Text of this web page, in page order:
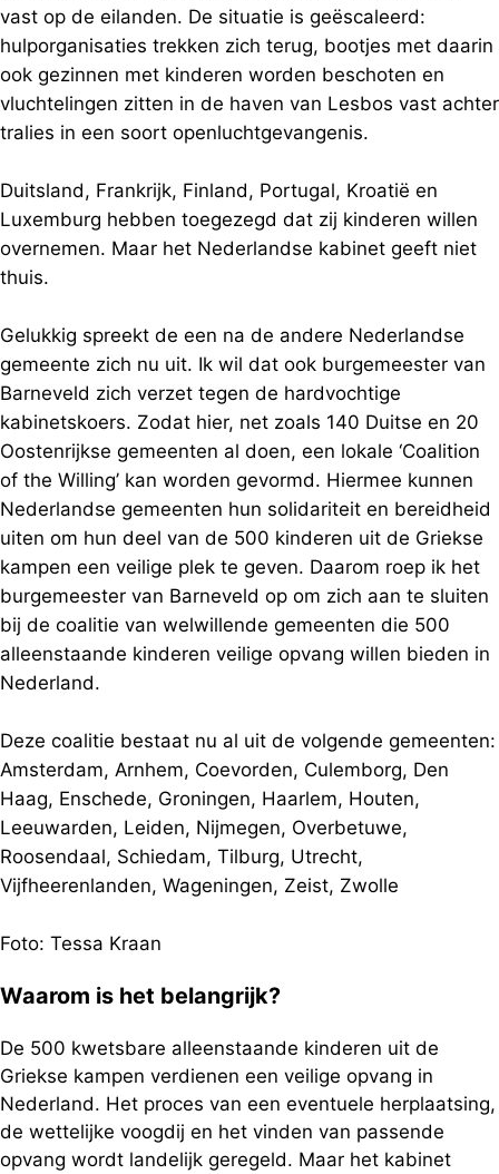
vast op de eilanden. De situatie is geëscaleerd:
hulporganisaties trekken zich terug, bootjes met daarin
ook gezinnen met kinderen worden beschoten en
vluchtelingen zitten in de haven van Lesbos vast achter
tralies in een soort openluchtgevangenis.
Duitsland, Frankrijk, Finland, Portugal, Kroatië en
Luxemburg hebben toegezegd dat zij kinderen willen
overnemen. Maar het Nederlandse kabinet geeft niet
thuis.
Gelukkig spreekt de een na de andere Nederlandse
gemeente zich nu uit. Ik wil dat ook burgemeester van
Barneveld zich verzet tegen de hardvochtige
kabinetskoers. Zodat hier, net zoals 140 Duitse en 20
Oostenrijkse gemeenten al doen, een lokale ‘Coalition
of the Willing’ kan worden gevormd. Hiermee kunnen
Nederlandse gemeenten hun solidariteit en bereidheid
uiten om hun deel van de 500 kinderen uit de Griekse
kampen een veilige plek te geven. Daarom roep ik het
burgemeester van Barneveld op om zich aan te sluiten
bij de coalitie van welwillende gemeenten die 500
alleenstaande kinderen veilige opvang willen bieden in
Nederland.
Deze coalitie bestaat nu al uit de volgende gemeenten:
Amsterdam, Arnhem, Coevorden, Culemborg, Den
Haag, Enschede, Groningen, Haarlem, Houten,
Leeuwarden, Leiden, Nijmegen, Overbetuwe,
Roosendaal, Schiedam, Tilburg, Utrecht,
Vijfheerenlanden, Wageningen, Zeist, Zwolle
Foto: Tessa Kraan
Waarom is het belangrijk?
De 500 kwetsbare alleenstaande kinderen uit de
Griekse kampen verdienen een veilige opvang in
Nederland. Het proces van een eventuele herplaatsing,
de wettelijke voogdij en het vinden van passende
opvang wordt landelijk geregeld. Maar het kabinet